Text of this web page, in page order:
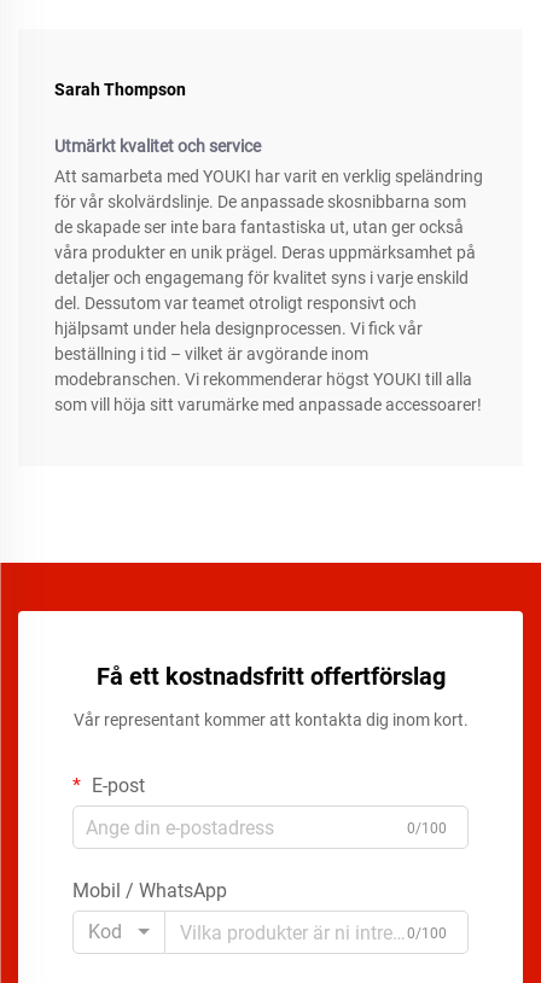
Sarah Thompson
Utmärkt kvalitet och service
Att samarbeta med YOUKI har varit en verklig speländring
för vår skolvärdslinje. De anpassade skosnibbarna som
de skapade ser inte bara fantastiska ut, utan ger också
våra produkter en unik prägel. Deras uppmärksamhet på
detaljer och engagemang för kvalitet syns i varje enskild
del. Dessutom var teamet otroligt responsivt och
hjälpsamt under hela designprocessen. Vi fick vår
beställning i tid – vilket är avgörande inom
modebranschen. Vi rekommenderar högst YOUKI till alla
som vill höja sitt varumärke med anpassade accessoarer!
Få ett kostnadsfritt offertförslag
Vår representant kommer att kontakta dig inom kort.
E-post
0/100
Mobil / WhatsApp
Kod
0/100